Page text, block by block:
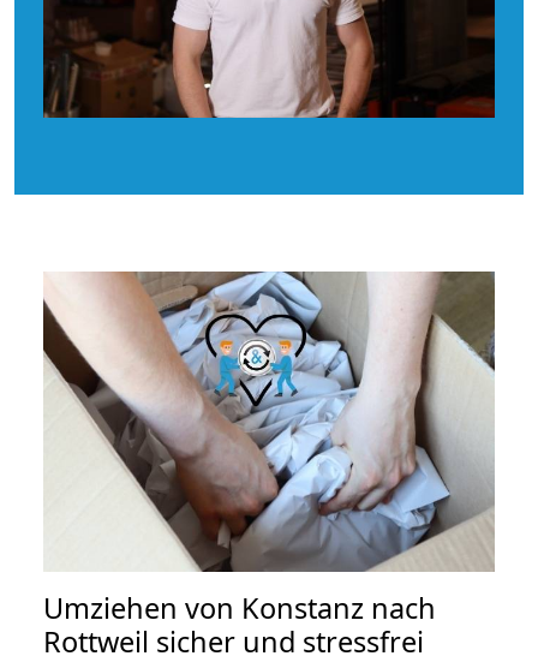
Umziehen von Konstanz nach
Rottweil sicher und stressfrei